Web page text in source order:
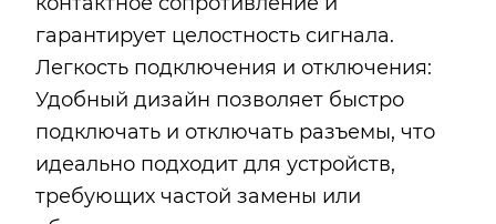
гарантирует целостность сигнала.
Легкость подключения и отключения:
Удобный дизайн позволяет быстро
подключать и отключать разъемы, что
идеально подходит для устройств,
требующих частой замены или